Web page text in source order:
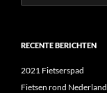
naar:
RECENTE BERICHTEN
2021 Fietserspad
Fietsen rond Nederland